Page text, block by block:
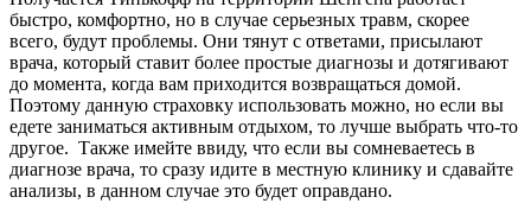
быстро, комфортно, но в случае серьезных травм, скорее
всего, будут проблемы. Они тянут с ответами, присылают
врача, который ставит более простые диагнозы и дотягивают
до момента, когда вам приходится возвращаться домой.
Поэтому данную страховку использовать можно, но если вы
едете заниматься активным отдыхом, то лучше выбрать что-то
другое. Также имейте ввиду, что если вы сомневаетесь в
диагнозе врача, то сразу идите в местную клинику и сдавайте
анализы, в данном случае это будет оправдано.